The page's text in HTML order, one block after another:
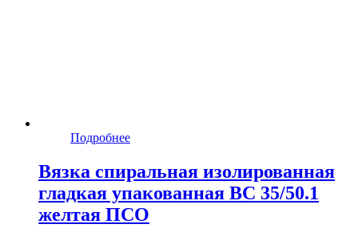
Подробнее
Вязка спиральная изолированная
гладкая упакованная ВС 35/50.1
желтая ПСО